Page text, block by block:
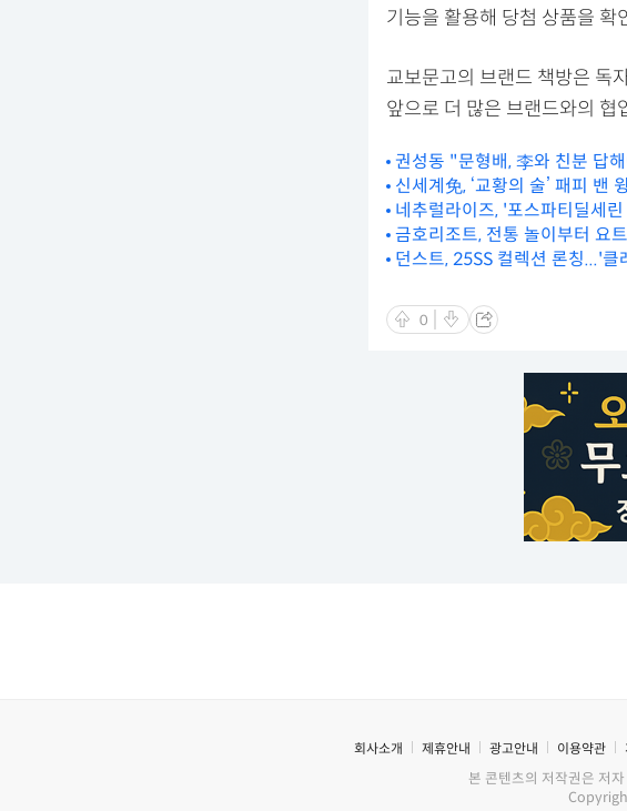
기능을 활용해 당첨 상품을 확
교보문고의 브랜드 책방은 독
앞으로 더 많은 브랜드와의 협
권성동 "문형배, 李와 친분 답
신세계免, ‘교황의 술’ 패피 밴
네추럴라이즈, '포스파티딜세린
금호리조트, 전통 놀이부터 요
던스트, 25SS 컬렉션 론칭...'클
0
회사소개 제휴안내 광고안내 이용약관
본 콘텐츠의 저작권은 저